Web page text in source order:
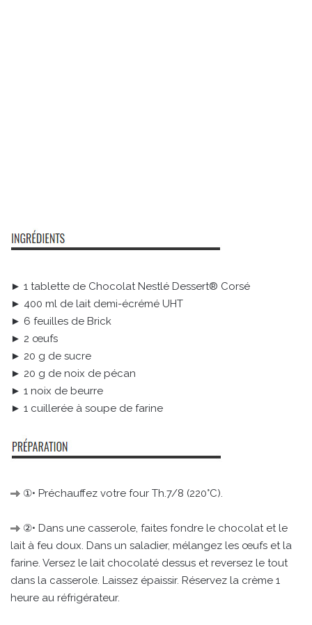
► 1 tablette de Chocolat Nestlé Dessert® Corsé
► 400 ml de lait demi-écrémé UHT
► 6 feuilles de Brick
► 2 œufs
► 20 g de sucre
► 20 g de noix de pécan
► 1 noix de beurre
► 1 cuillerée à soupe de farine
①• Préchauffez votre four Th.7/8 (220°C).
②• Dans une casserole, faites fondre le chocolat et le
lait à feu doux. Dans un saladier, mélangez les œufs et la
farine. Versez le lait chocolaté dessus et reversez le tout
dans la casserole. Laissez épaissir. Réservez la crème 1
heure au réfrigérateur.